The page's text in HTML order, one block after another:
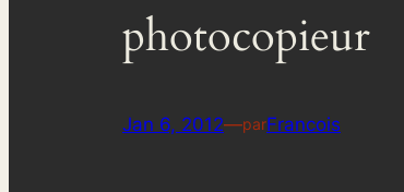
photocopieur
Jan 6, 2012—parFrancois